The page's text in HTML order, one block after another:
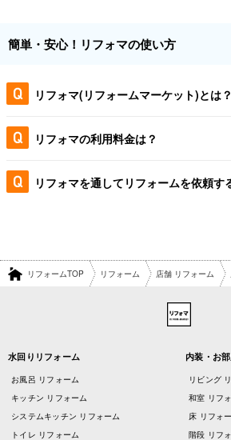
簡単・安心！リフォマの使い方
リフォマ(リフォームマーケット)とは？
リフォマの利用料金は？
リフォマを通してリフォームを依頼す
リフォームTOP リフォーム 店舗 リフォーム
水回りリフォーム
お風呂 リフォーム
キッチン リフォーム
システムキッチン リフォーム
トイレ リフォーム
内装・お
リビング
和室 リフ
床 リフォ
階段 リフ